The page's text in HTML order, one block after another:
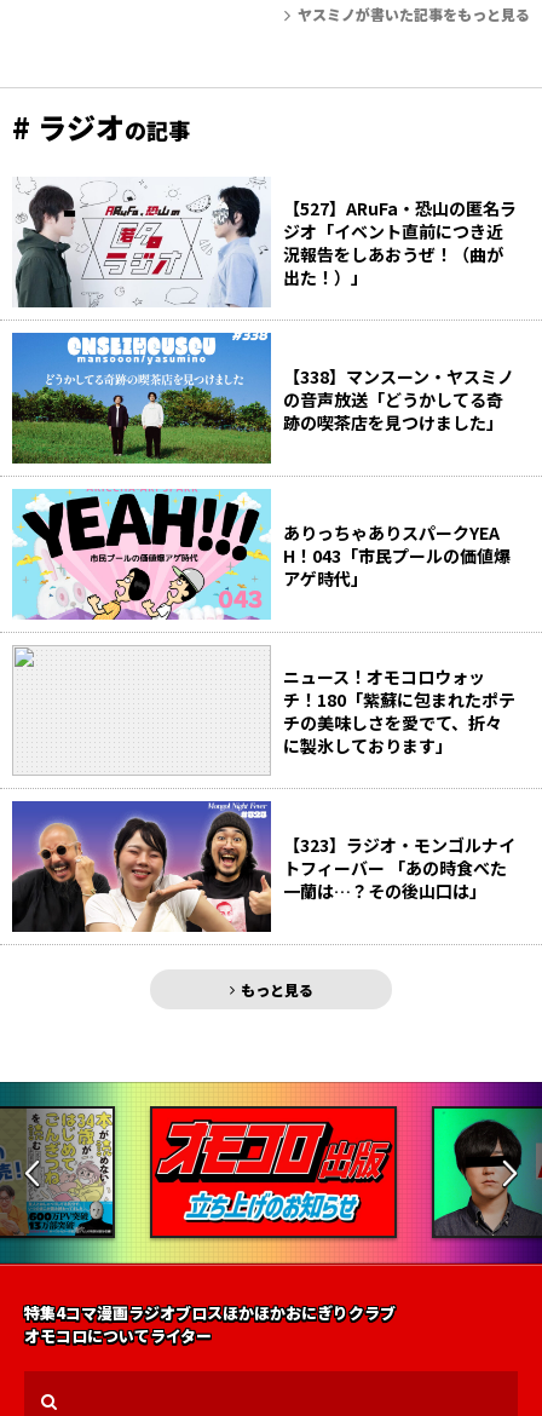
ヤスミノが書いた記事をもっと見る
# ラジオの記事
【527】ARuFa・恐山の匿名ラ
ジオ「イベント直前につき近
況報告をしあおうぜ！（曲が
出た！）」
【338】マンスーン・ヤスミノ
の音声放送「どうかしてる奇
跡の喫茶店を見つけました」
ありっちゃありスパークYEA
H！043「市民プールの価値爆
アゲ時代」
ニュース！オモコロウォッ
チ！180「紫蘇に包まれたポテ
チの美味しさを愛でて、折々
に製氷しております」
【323】ラジオ・モンゴルナイ
トフィーバー 「あの時食べた
一蘭は…？その後山口は」
もっと見る
特集4コマ漫画ラジオブロスほかほかおにぎりクラブ
オモコロについてライター